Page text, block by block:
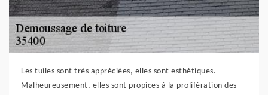
Les tuiles sont très appréciées, elles sont esthétiques.
Malheureusement, elles sont propices à la prolifération des